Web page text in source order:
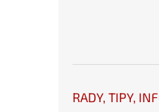
RADY, TIPY,